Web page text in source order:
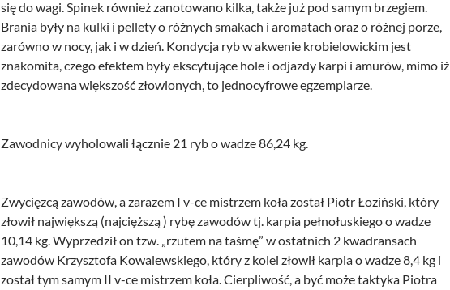
się do wagi. Spinek również zanotowano kilka, także już pod samym brzegiem.
Brania były na kulki i pellety o różnych smakach i aromatach oraz o różnej porze,
zarówno w nocy, jak i w dzień. Kondycja ryb w akwenie krobielowickim jest
znakomita, czego efektem były ekscytujące hole i odjazdy karpi i amurów, mimo iż
zdecydowana większość złowionych, to jednocyfrowe egzemplarze.
Zawodnicy wyholowali łącznie 21 ryb o wadze 86,24 kg.
Zwycięzcą zawodów, a zarazem I v-ce mistrzem koła został Piotr Łoziński, który
złowił największą (najcięższą ) rybę zawodów tj. karpia pełnołuskiego o wadze
10,14 kg. Wyprzedził on tzw. „rzutem na taśmę” w ostatnich 2 kwadransach
zawodów Krzysztofa Kowalewskiego, który z kolei złowił karpia o wadze 8,4 kg i
został tym samym II v-ce mistrzem koła. Cierpliwość, a być może taktyka Piotra